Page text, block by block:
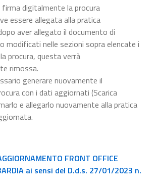
digitalmente la procura
essere allegata alla pratica
aver allegato il documento di
modificati nelle sezioni sopra elencate i
procura, questa verrà
rimossa.
generare nuovamente il
con i dati aggiornati (Scarica
e allegarlo nuovamente alla pratica
FRONT OFFICE
ai sensi del D.d.s. 27/01/2023 n.